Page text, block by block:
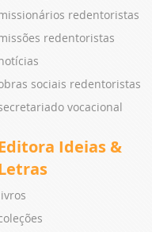
redentoristas
redentoristas
sociais redentoristas
vocacional
Ideias &